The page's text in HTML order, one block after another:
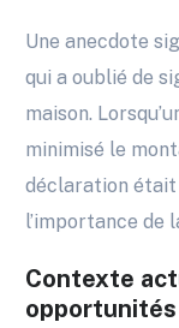
Une anecdote
qui a oublié de
maison.
minimisé le
déclaration était
l’importance de
Contexte
opportunités